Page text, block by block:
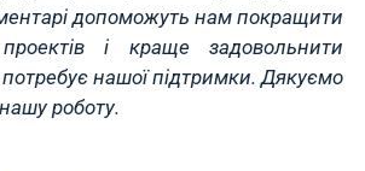
допоможуть нам покращити
і краще задовольнити
нашої підтримки. Дякуємо
роботу.